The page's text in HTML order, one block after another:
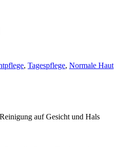
, Tagespflege, Normale Haut
auf Gesicht und Hals